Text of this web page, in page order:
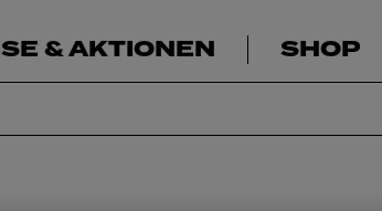
& AKTIONEN SHOP